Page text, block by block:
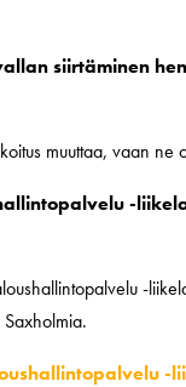
siirtäminen
muuttaa, vaan
-
-
-